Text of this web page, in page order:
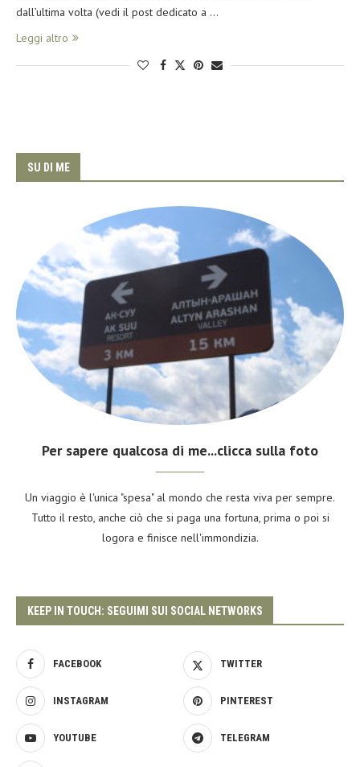
dall’ultima volta (vedi il post dedicato a …
Leggi altro
SU DI ME
Per sapere qualcosa di me...clicca sulla foto
Un viaggio è l'unica "spesa" al mondo che resta viva per sempre.
Tutto il resto, anche ciò che si paga una fortuna, prima o poi si
logora e finisce nell'immondizia.
KEEP IN TOUCH: SEGUIMI SUI SOCIAL NETWORKS
FACEBOOK TWITTER
INSTAGRAM PINTEREST
YOUTUBE TELEGRAM